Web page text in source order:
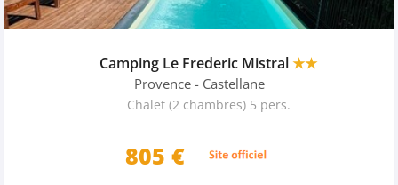
Camping Le Frederic Mistral★★
Provence - Castellane
Chalet (2 chambres) 5 pers.
805 €